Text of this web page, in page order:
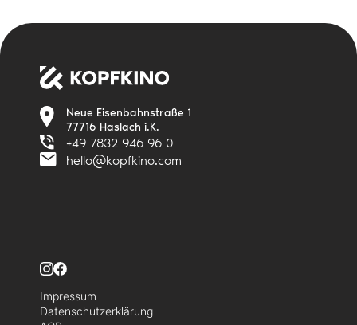
Neue Eisenbahnstraße 1
77716 Haslach i.K.
+49 7832 946 96 0
hello@kopfkino.com
Impressum
Datenschutzerklärung